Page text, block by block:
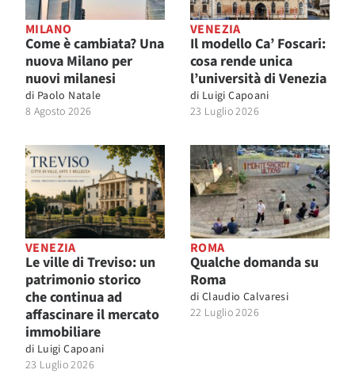
MILANO
Come è cambiata? Una
nuova Milano per
nuovi milanesi
di Paolo Natale
8 Agosto 2026
VENEZIA
Il modello Ca’ Foscari:
cosa rende unica
l’università di Venezia
di Luigi Capoani
23 Luglio 2026
VENEZIA
Le ville di Treviso: un
patrimonio storico
che continua ad
affascinare il mercato
immobiliare
di Luigi Capoani
23 Luglio 2026
ROMA
Qualche domanda su
Roma
di Claudio Calvaresi
22 Luglio 2026